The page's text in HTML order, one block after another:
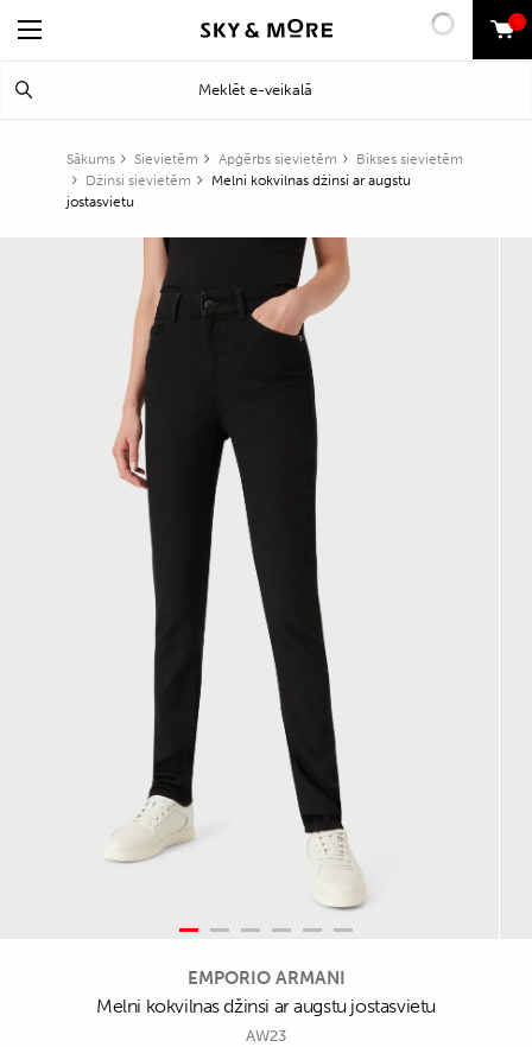
0
Sākums Sievietēm Apģērbs sievietēm
Bikses sievietēm
Džinsi sievietēm
Melni kokvilnas džinsi ar augstu
jostasvietu
EMPORIO ARMANI
Melni kokvilnas džinsi ar augstu jostasvietu
AW23